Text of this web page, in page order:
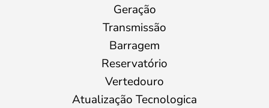
Geração
Transmissão
Barragem
Reservatório
Vertedouro
Atualização Tecnologica